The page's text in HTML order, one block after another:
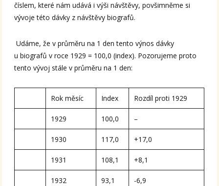
číslem, které nám udává i výši návštěvy, povšimněme si
vývoje této dávky z návštěvy biografů.
Udáme, že v průměru na 1 den tento výnos dávky
u biografů v roce 1929 = 100,0 (index). Pozorujeme proto
tento vývoj stále v průměru na 1 den:
Rok měsíc Index Rozdíl proti 1929
1929 100,0 –
1930 117,0 +17,0
1931 108,1 +8,1
1932 93,1 -6,9